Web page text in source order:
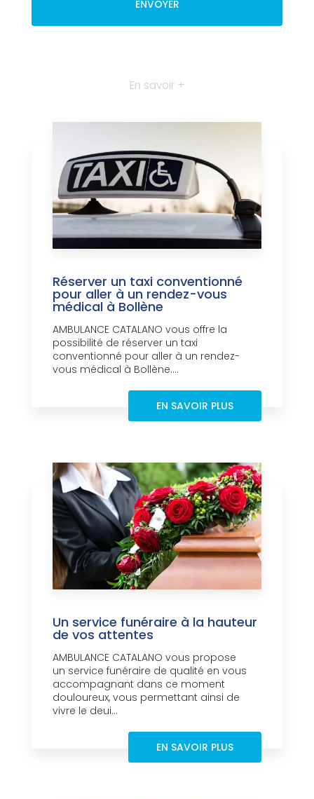
En savoir +
Réserver un taxi conventionné
pour aller à un rendez-vous
médical à Bollène
AMBULANCE CATALANO vous offre la
possibilité de réserver un taxi
conventionné pour aller à un rendez-
vous médical à Bollène....
EN SAVOIR PLUS
Un service funéraire à la hauteur
de vos attentes
AMBULANCE CATALANO vous propose
un service funéraire de qualité en vous
accompagnant dans ce moment
douloureux, vous permettant ainsi de
vivre le deui...
EN SAVOIR PLUS